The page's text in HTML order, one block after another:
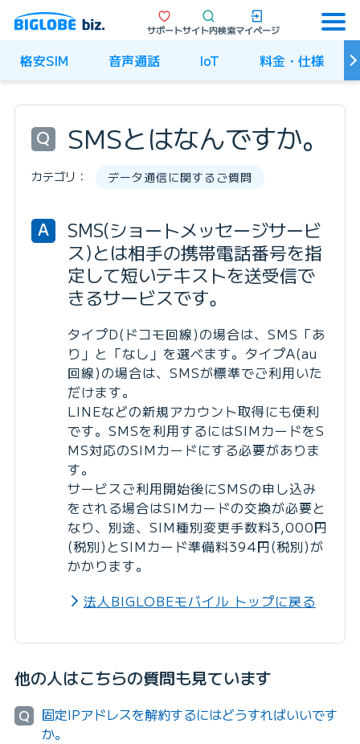
サポートサイト内検索マイページ
格安SIM 音声通話 IoT 料金・仕様
Q SMSとはなんですか。
カテゴリ： データ通信に関するご質問
A
SMS(ショートメッセージサービ
ス)とは相手の携帯電話番号を指
定して短いテキストを送受信で
きるサービスです。
タイプD(ドコモ回線)の場合は、SMS「あ
り」と「なし」を選べます。タイプA(au
回線)の場合は、SMSが標準でご利用いた
だけます。
LINEなどの新規アカウント取得にも便利
です。SMSを利用するにはSIMカードをS
MS対応のSIMカードにする必要がありま
す。
サービスご利用開始後にSMSの申し込み
をされる場合はSIMカードの交換が必要と
なり、別途、SIM種別変更手数料3,000円
(税別)とSIMカード準備料394円(税別)が
かかります。
法人BIGLOBEモバイル トップに戻る
他の人はこちらの質問も見ています
Q
固定IPアドレスを解約するにはどうすればいいです
か。